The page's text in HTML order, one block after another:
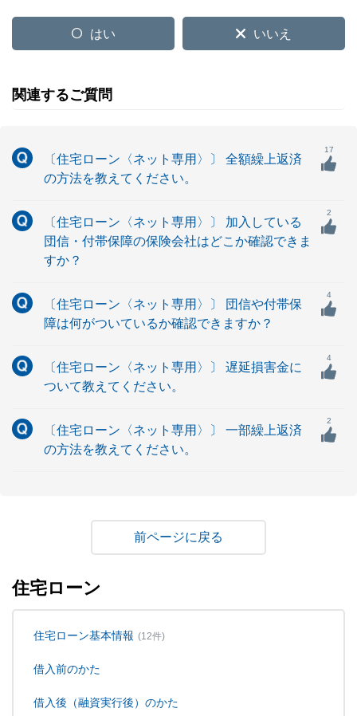
はい いいえ
関連するご質問
〔住宅ローン〈ネット専用〉〕 全額繰上返済
の方法を教えてください。
17
〔住宅ローン〈ネット専用〉〕 加入している
団信・付帯保障の保険会社はどこか確認できま
すか？
2
〔住宅ローン〈ネット専用〉〕 団信や付帯保
障は何がついているか確認できますか？
4
〔住宅ローン〈ネット専用〉〕 遅延損害金に
ついて教えてください。
4
〔住宅ローン〈ネット専用〉〕 一部繰上返済
の方法を教えてください。
2
戻る
住宅ローン
住宅ローン基本情報 (12件)
借入前のかた
借入後（融資実行後）のかた